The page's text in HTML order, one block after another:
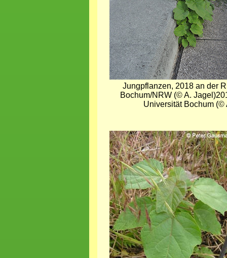
Jungpflanzen, 2018 an der
Bochum/NRW (© A.
Universität Bochum (©
Bild